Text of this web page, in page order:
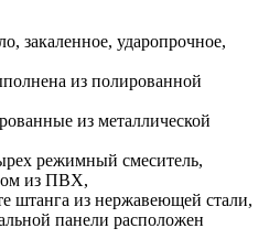
закаленное, ударопрочное,
из полированной
из металлической
режимный смеситель,
из ПВХ,
штанга из нержавеющей стали,
панели расположен